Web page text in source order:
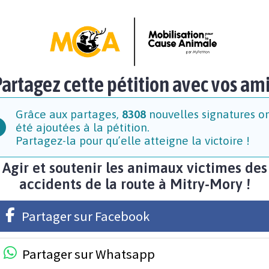
cette pétition avec vos
Grâce aux partages, 8308nouvelles signatures
été ajoutées à la pétition.
Partagez-la pour qu’elle atteigne la victoire !
Agir et soutenir les animaux victimes des
accidents de la route à Mitry-Mory !
Partager sur Facebook
Partager sur Whatsapp